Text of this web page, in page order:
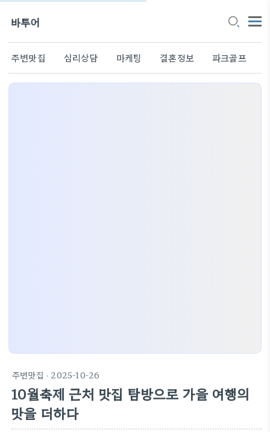
바투어
주변맛집 심리상담 마케팅 결혼정보 파크골프
주변맛집 · 2025-10-26
10월축제 근처 맛집 탐방으로 가을 여행의
맛을 더하다